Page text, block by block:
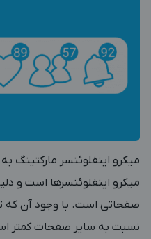
میکرو اینفلوئنسر مارکتینگ
میکرو اینفلوئنسرها است و
صفحاتی است. با وجود آن که
نسبت به سایر صفحات کمتر